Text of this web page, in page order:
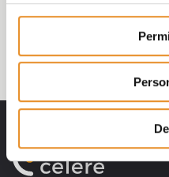
Estas jornadas
paso en la